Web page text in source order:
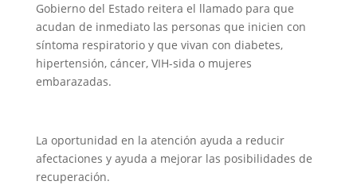
Gobierno del Estado reitera el llamado para que
acudan de inmediato las personas que inicien con
síntoma respiratorio y que vivan con diabetes,
hipertensión, cáncer, VIH-sida o mujeres
embarazadas.
La oportunidad en la atención ayuda a reducir
afectaciones y ayuda a mejorar las posibilidades de
recuperación.